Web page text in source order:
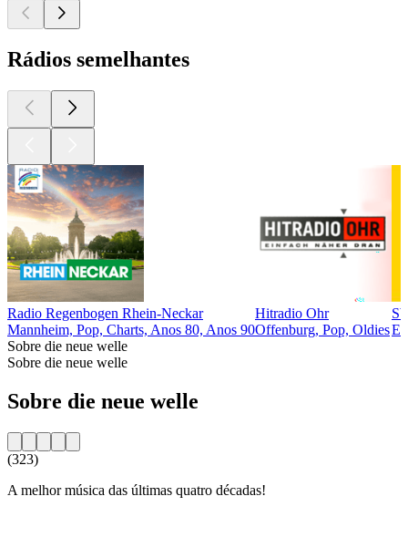
Rádios semelhantes
Radio Regenbogen Rhein-Neckar
Mannheim, Pop, Charts, Anos 80, Anos 90
Hitradio Ohr
Offenburg, Pop, Oldies
Sobre die neue welle
Sobre die neue welle
Sobre die neue welle
(323)
A melhor música das últimas quatro décadas!